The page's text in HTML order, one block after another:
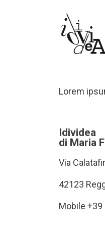
Lorem
Idividea
di Maria
Via
42123
Mobile